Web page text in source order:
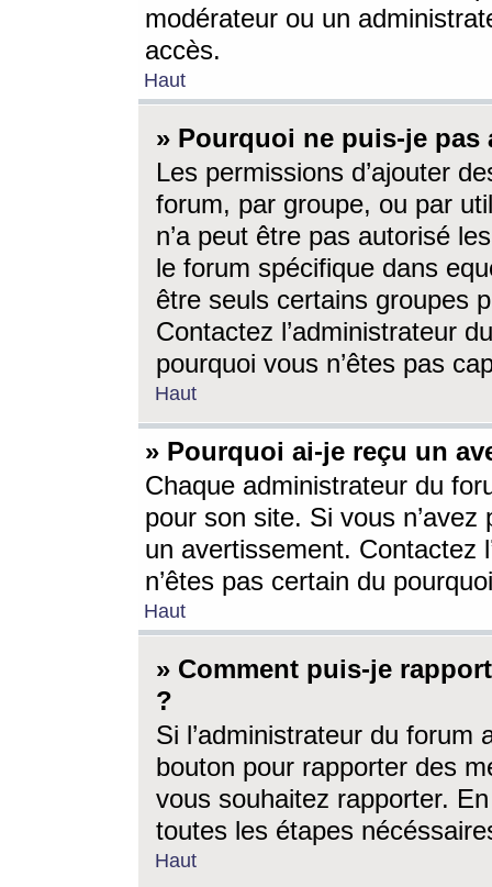
modérateur ou un
accès.
Haut
» Pourquoi ne puis-je
Les permissions d’ajouter
forum, par groupe, ou par
n’a peut être pas autorisé
le forum spécifique dans
être seuls certains groupes
Contactez l’administrateur
pourquoi vous n’êtes pas
Haut
» Pourquoi ai-je reçu un
Chaque administrateur du
pour son site. Si vous
un avertissement. Contactez
n’êtes pas certain du
Haut
» Comment puis-je
?
Si l’administrateur du forum
bouton pour rapporter des
vous souhaitez rapporter.
toutes les étapes
Haut